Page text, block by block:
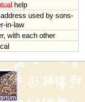
help
address used by sons-
-in-law
, with each other